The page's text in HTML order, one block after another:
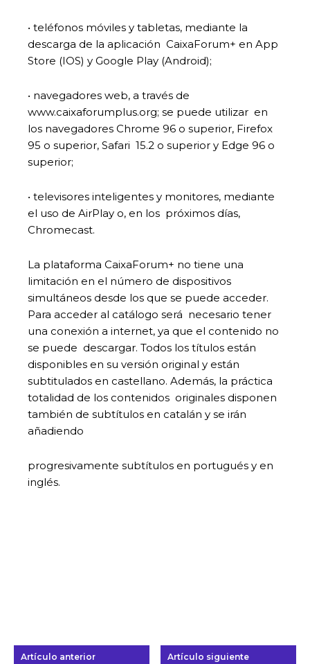
• teléfonos móviles y tabletas, mediante la
descarga de la aplicación CaixaForum+ en App
Store (IOS) y Google Play (Android);
• navegadores web, a través de
www.caixaforumplus.org; se puede utilizar en
los navegadores Chrome 96 o superior, Firefox
95 o superior, Safari 15.2 o superior y Edge 96 o
superior;
• televisores inteligentes y monitores, mediante
el uso de AirPlay o, en los próximos días,
Chromecast.
La plataforma CaixaForum+ no tiene una
limitación en el número de dispositivos
simultáneos desde los que se puede acceder.
Para acceder al catálogo será necesario tener
una conexión a internet, ya que el contenido no
se puede descargar. Todos los títulos están
disponibles en su versión original y están
subtitulados en castellano. Además, la práctica
totalidad de los contenidos originales disponen
también de subtítulos en catalán y se irán
añadiendo
progresivamente subtítulos en portugués y en
inglés.
Artículo anterior Artículo siguiente